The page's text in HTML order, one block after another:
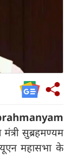
सुब्रहमण्यम
महासभा के